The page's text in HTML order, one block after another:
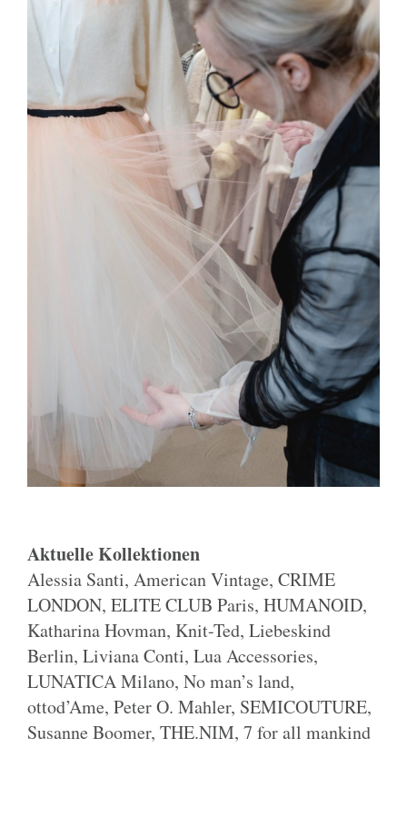
Aktuelle Kollektionen
Alessia Santi, American Vintage, CRIME
LONDON, ELITE CLUB Paris, HUMANOID,
Katharina Hovman, Knit-Ted, Liebeskind
Berlin, Liviana Conti, Lua Accessories,
LUNATICA Milano, No man’s land,
ottod’Ame, Peter O. Mahler, SEMICOUTURE,
Susanne Boomer, THE.NIM, 7 for all mankind